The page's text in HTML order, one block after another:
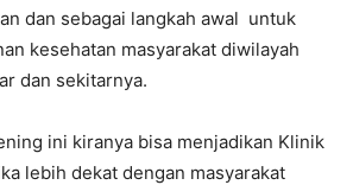
dan sebagai langkah awal untuk
kesehatan masyarakat diwilayah
dan sekitarnya.
ini kiranya bisa menjadikan Klinik
lebih dekat dengan masyarakat